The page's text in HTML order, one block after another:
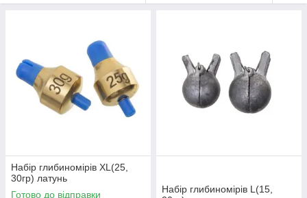
Набір глибиномірів XL(25,
30гр) латунь
Готово до відправки
Набір глибиномірів L(15,